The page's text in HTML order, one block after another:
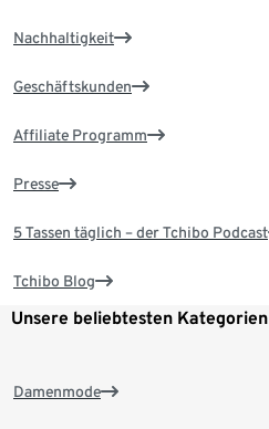
Nachhaltigkeit
Geschäftskunden
Affiliate Programm
Presse
5 Tassen täglich – der Tchibo Podcast
Tchibo Blog
Unsere beliebtesten Kategorien
Damenmode